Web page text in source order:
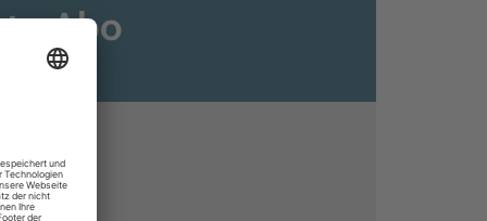
Abo
lesen